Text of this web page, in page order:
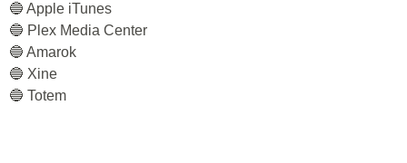
🔵 Apple iTunes
🔵 Plex Media Center
🔵 Amarok
🔵 Xine
🔵 Totem